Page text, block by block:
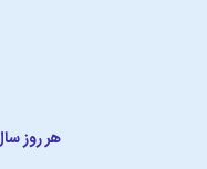
هر روز